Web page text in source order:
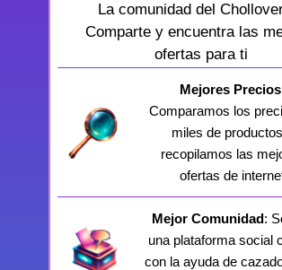
La comunidad del
Comparte y encuentra las
ofertas para ti
Mejores Precios
Comparamos los
miles de
recopilamos las
ofertas de
Mejor Comunidad:
una plataforma social
con la ayuda de